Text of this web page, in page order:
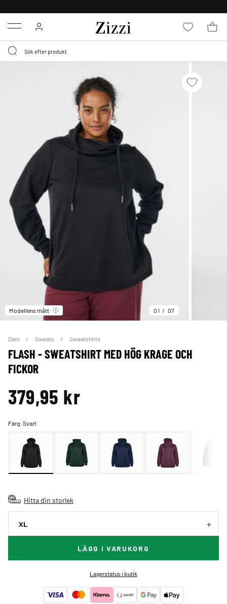
Menu
Modellens mått 01 07
Dam Sweats Sweatshirts
FLASH - SWEATSHIRT MED HÖG KRAGE OCH
FICKOR
379,95 kr
Färg:Svart
Hitta din storlek
XL
LÄGG I VARUKORG
Lagerstatus i butik